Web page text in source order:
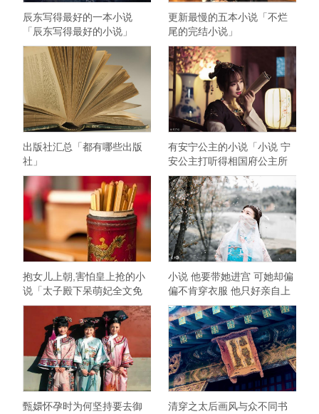
辰东写得最好的一本小说
「辰东写得最好的小说」
更新最慢的五本小说「不烂
尾的完结小说」
出版社汇总「都有哪些出版
社」
有安宁公主的小说「小说 宁
安公主打听得相国府公主所
在 前来刁难」
抱女儿上朝,害怕皇上抢的小
说「太子殿下呆萌妃全文免
费阅读」
小说 他要带她进宫 可她却偏
偏不肯穿衣服 他只好亲自上
手了
甄嬛怀孕时为何坚持要去御
清穿之太后画风与众不同书